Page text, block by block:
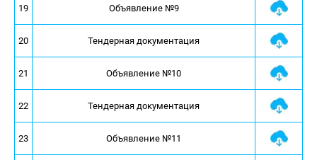
19 Объявление №9
20 Тендерная документация
21 Объявление №10
22 Тендерная документация
23 Объявление №11